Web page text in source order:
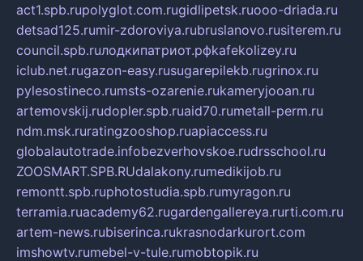
act1.spb.rupolyglot.com.rugidlipetsk.ruooo-driada.ru
detsad125.rumir-zdoroviya.rubruslanovo.rusiterem.ru
council.spb.ruлодкипатриот.рфkafekolizey.ru
iclub.net.rugazon-easy.rusugarepilekb.rugrinox.ru
pylesostineco.rumsts-ozarenie.rukameryjooan.ru
artemovskij.rudopler.spb.ruaid70.rumetall-perm.ru
ndm.msk.ruratingzooshop.ruapiaccess.ru
globalautotrade.infobezverhovskoe.rudrsschool.ru
ZOOSMART.SPB.RUdalakony.rumedikijob.ru
remontt.spb.ruphotostudia.spb.rumyragon.ru
terramia.ruacademy62.rugardengallereya.rurti.com.ru
artem-news.rubiserinca.rukrasnodarkurort.com
imshowtv.rumebel-v-tule.rumobtopik.ru